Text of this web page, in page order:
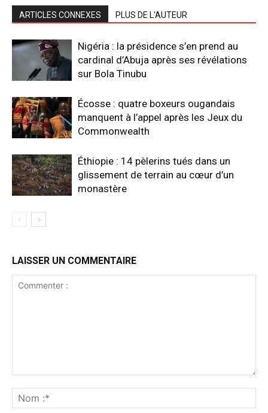
ARTICLES CONNEXES PLUS DE L'AUTEUR
Nigéria : la présidence s’en prend au
cardinal d’Abuja après ses révélations
sur Bola Tinubu
Écosse : quatre boxeurs ougandais
manquent à l’appel après les Jeux du
Commonwealth
Éthiopie : 14 pèlerins tués dans un
glissement de terrain au cœur d’un
monastère
LAISSER UN COMMENTAIRE